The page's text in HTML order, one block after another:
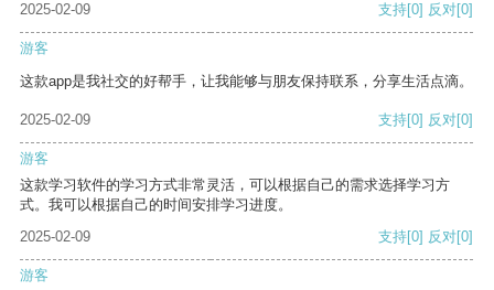
2025-02-09 支持[0] 反对[0]
游客
这款app是我社交的好帮手，让我能够与朋友保持联系，分享生活点滴。
2025-02-09 支持[0] 反对[0]
游客
这款学习软件的学习方式非常灵活，可以根据自己的需求选择学习方
式。我可以根据自己的时间安排学习进度。
2025-02-09
支持[0] 反对[0]
游客